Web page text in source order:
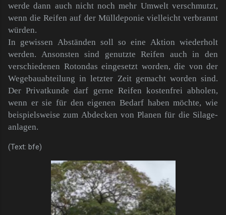
werde dann auch nicht noch mehr Umwelt verschmutzt,
wenn die Reifen auf der Mülldeponie vielleicht verbrannt
würden.
In gewissen Abständen soll so eine Aktion wiederholt
werden. Ansonsten sind genutzte Reifen auch in den
verschiedenen Rotondas eingesetzt worden, die von der
Wegebauabteilung in letzter Zeit gemacht worden sind.
Der Privatkunde darf gerne Reifen kostenfrei abholen,
wenn er sie für den eigenen Bedarf haben möchte, wie
beispielsweise zum Abdecken von Planen für die Silage-
anlagen.
(Text: bfe)